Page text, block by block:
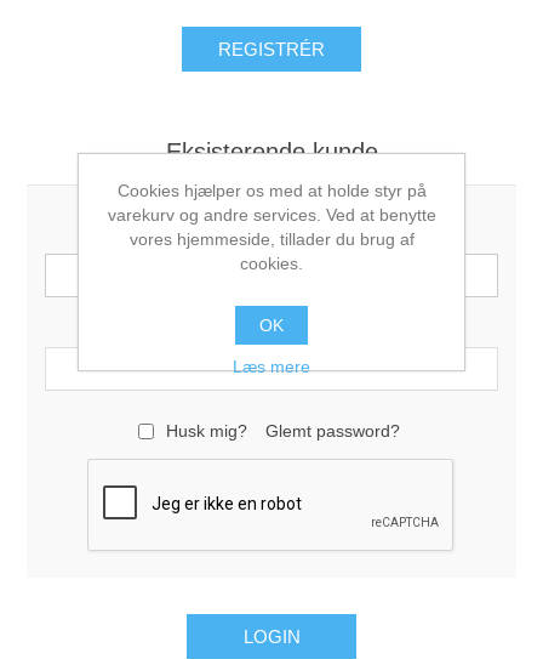
Eksisterende kunde
E-mail:
Password:
Husk mig? Glemt password?
Cookies hjælper os med at holde styr på
varekurv og andre services. Ved at benytte
vores hjemmeside, tillader du brug af
cookies.
OK
Læs mere